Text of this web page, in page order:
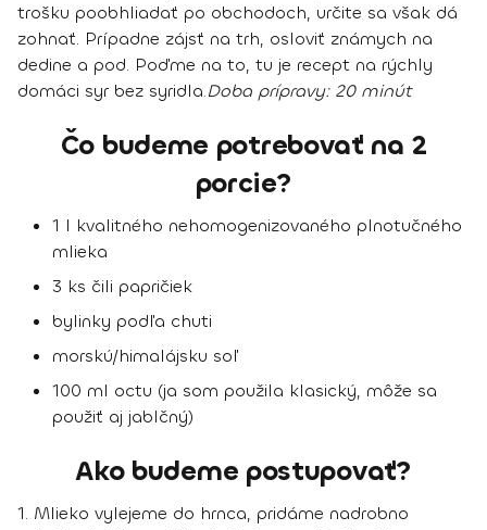
trošku poobhliadať po obchodoch, určite sa však dá
zohnať. Prípadne zájsť na trh, osloviť známych na
dedine a pod. Poďme na to, tu je recept na rýchly
domáci syr bez syridla.Doba prípravy: 20 minút
Čo budeme potrebovať na 2
porcie?
1 l kvalitného nehomogenizovaného plnotučného
mlieka
3 ks čili papričiek
bylinky podľa chuti
morskú/himalájsku soľ
100 ml octu (ja som použila klasický, môže sa
použiť aj jablčný)
Ako budeme postupovať?
1. Mlieko vylejeme do hrnca, pridáme nadrobno